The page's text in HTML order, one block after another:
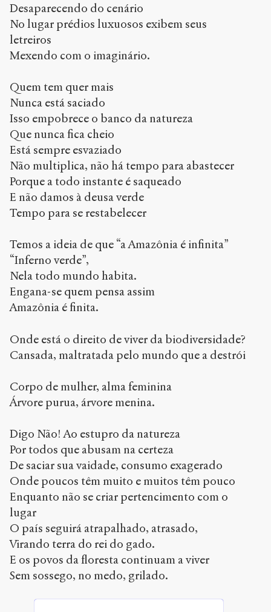
Desaparecendo do cenário
No lugar prédios luxuosos exibem seus
letreiros
Mexendo com o imaginário.
Quem tem quer mais
Nunca está saciado
Isso empobrece o banco da natureza
Que nunca fica cheio
Está sempre esvaziado
Não multiplica, não há tempo para abastecer
Porque a todo instante é saqueado
E não damos à deusa verde
Tempo para se restabelecer
Temos a ideia de que “a Amazônia é infinita”
“Inferno verde”,
Nela todo mundo habita.
Engana-se quem pensa assim
Amazônia é finita.
Onde está o direito de viver da biodiversidade?
Cansada, maltratada pelo mundo que a destrói
Corpo de mulher, alma feminina
Árvore purua, árvore menina.
Digo Não! Ao estupro da natureza
Por todos que abusam na certeza
De saciar sua vaidade, consumo exagerado
Onde poucos têm muito e muitos têm pouco
Enquanto não se criar pertencimento com o
lugar
O país seguirá atrapalhado, atrasado,
Virando terra do rei do gado.
E os povos da floresta continuam a viver
Sem sossego, no medo, grilado.